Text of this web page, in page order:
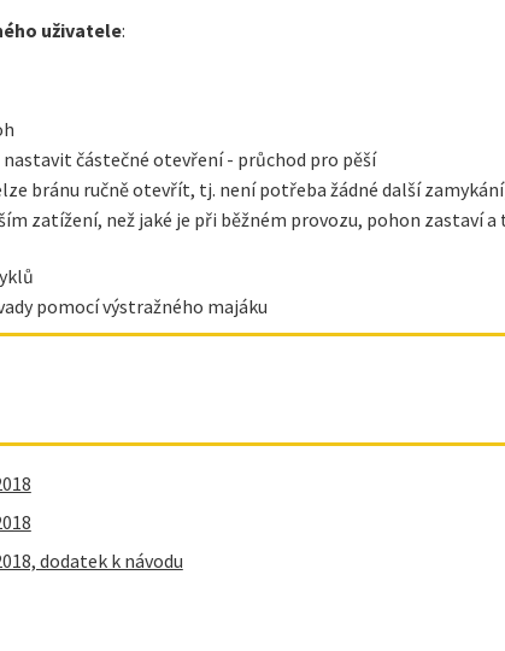
uživatele:
částečné otevření - průchod pro pěší
bránu ručně otevřít, tj. není potřeba žádné další
zatížení, než jaké je při běžném provozu, pohon zastaví
pomocí výstražného majáku
dodatek k návodu